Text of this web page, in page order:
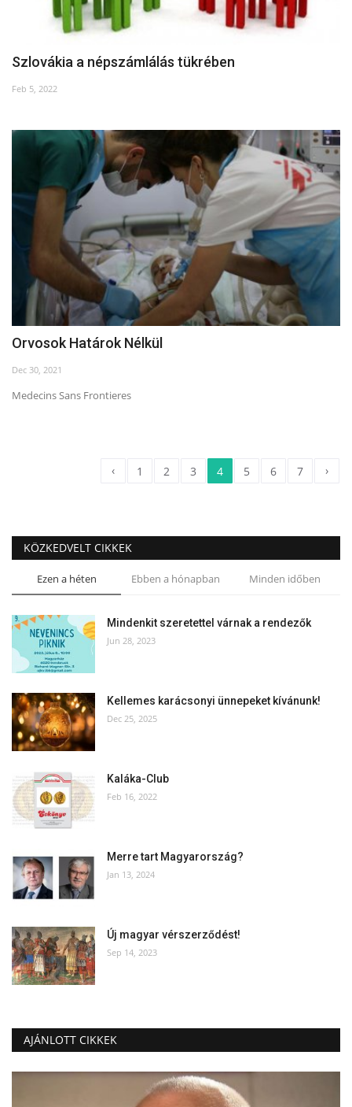
Szlovákia a népszámlálás tükrében
Feb 5, 2022
Orvosok Határok Nélkül
Dec 30, 2021
Medecins Sans Frontieres
‹ 1 2 3 4 5 6 7 ›
KÖZKEDVELT CIKKEK
Ezen a héten Ebben a hónapban Minden időben
Mindenkit szeretettel várnak a rendezők
Jun 28, 2023
Kellemes karácsonyi ünnepeket kívánunk!
Dec 25, 2025
Kaláka-Club
Feb 16, 2022
Merre tart Magyarország?
Jan 13, 2024
Új magyar vérszerződést!
Sep 14, 2023
AJÁNLOTT CIKKEK